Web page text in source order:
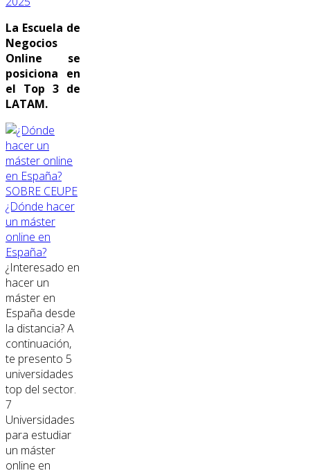
La Escuela de
Negocios
Online se
posiciona en
el Top 3 de
LATAM.
SOBRE CEUPE
¿Dónde hacer
un máster
online en
España?
¿Interesado en
hacer un
máster en
España desde
la distancia? A
continuación,
te presento 5
universidades
top del sector.
7
Universidades
para estudiar
un máster
online en